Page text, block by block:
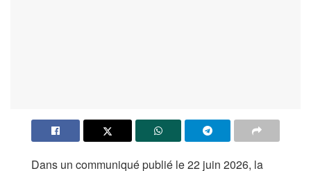
Dans un communiqué publié le 22 juin 2026, la